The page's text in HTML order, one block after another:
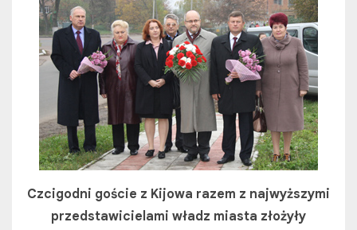
Czcigodni goście z Kijowa razem z najwyższymi
przedstawicielami władz miasta złożyły